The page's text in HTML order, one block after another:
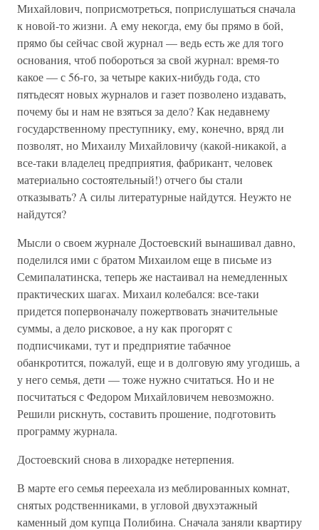
Михайлович, поприсмотреться, поприслушаться сначала
к новой-то жизни. А ему некогда, ему бы прямо в бой,
прямо бы сейчас свой журнал — ведь есть же для того
основания, чтоб побороться за свой журнал: время-то
какое — с 56-го, за четыре каких-нибудь года, сто
пятьдесят новых журналов и газет позволено издавать,
почему бы и нам не взяться за дело? Как недавнему
государственному преступнику, ему, конечно, вряд ли
позволят, но Михаилу Михайловичу (какой-никакой, а
все-таки владелец предприятия, фабрикант, человек
материально состоятельный!) отчего бы стали
отказывать? А силы литературные найдутся. Неужто не
найдутся?
Мысли о своем журнале Достоевский вынашивал давно,
поделился ими с братом Михаилом еще в письме из
Семипалатинска, теперь же настаивал на немедленных
практических шагах. Михаил колебался: все-таки
придется попервоначалу пожертвовать значительные
суммы, а дело рисковое, а ну как прогорят с
подписчиками, тут и предприятие табачное
обанкротится, пожалуй, еще и в долговую яму угодишь, а
у него семья, дети — тоже нужно считаться. Но и не
посчитаться с Федором Михайловичем невозможно.
Решили рискнуть, составить прошение, подготовить
программу журнала.
Достоевский снова в лихорадке нетерпения.
В марте его семья переехала из меблированных комнат,
снятых родственниками, в угловой двухэтажный
каменный дом купца Полибина. Сначала заняли квартиру